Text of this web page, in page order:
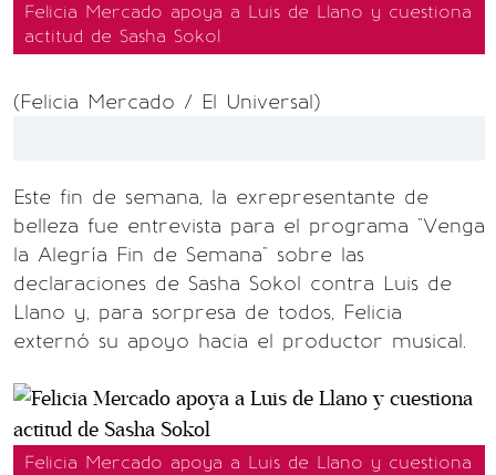
Felicia Mercado apoya a Luis de Llano y cuestiona
actitud de Sasha Sokol
(Felicia Mercado / El Universal)
Este fin de semana, la exrepresentante de
belleza fue entrevista para el programa "Venga
la Alegría Fin de Semana" sobre las
declaraciones de Sasha Sokol contra Luis de
Llano y, para sorpresa de todos, Felicia
externó su apoyo hacia el productor musical.
Felicia Mercado apoya a Luis de Llano y cuestiona